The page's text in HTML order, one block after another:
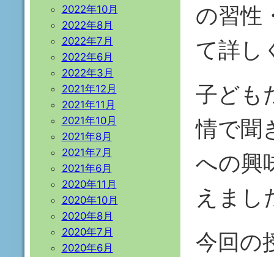
の習性
て詳し
子ども
情で聞
への興
えまし
今回の
2022年10月
2022年8月
2022年7月
2022年6月
2022年3月
2021年12月
2021年11月
2021年10月
2021年8月
2021年7月
2021年6月
2020年11月
2020年10月
2020年8月
2020年7月
2020年6月